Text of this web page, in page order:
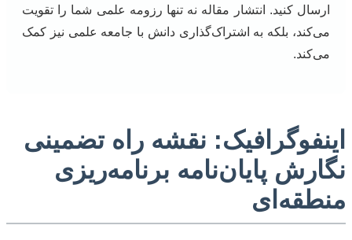
ارسال کنید. انتشار مقاله نه تنها رزومه علمی شما را تقویت
می‌کند، بلکه به اشتراک‌گذاری دانش با جامعه علمی نیز کمک
می‌کند.
اینفوگرافیک: نقشه راه تضمینی
نگارش پایان‌نامه برنامه‌ریزی
منطقه‌ای